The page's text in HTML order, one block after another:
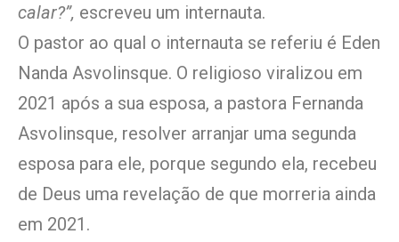
calar?”, escreveu um internauta.
O pastor ao qual o internauta se referiu é Eden
Nanda Asvolinsque. O religioso viralizou em
2021 após a sua esposa, a pastora Fernanda
Asvolinsque, resolver arranjar uma segunda
esposa para ele, porque segundo ela, recebeu
de Deus uma revelação de que morreria ainda
em 2021.